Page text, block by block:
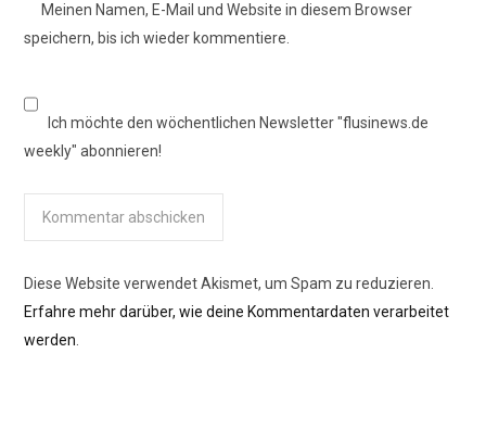
Meinen Namen, E-Mail und Website in diesem Browser
speichern, bis ich wieder kommentiere.
Ich möchte den wöchentlichen Newsletter "flusinews.de
weekly" abonnieren!
Diese Website verwendet Akismet, um Spam zu reduzieren.
Erfahre mehr darüber, wie deine Kommentardaten verarbeitet
werden.